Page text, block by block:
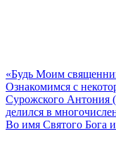
«Будь Моим
Ознакомимся с
Сурожского Антония
делился в
Во имя Святого Бога и